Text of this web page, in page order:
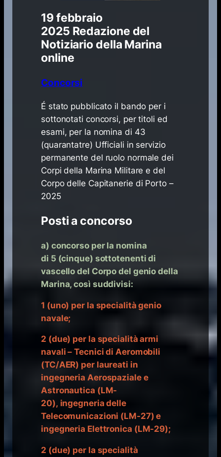
19 febbraio
2025 Redazione del
Notiziario della Marina
online
Concorsi
É stato pubblicato il bando per i
sottonotati concorsi, per titoli ed
esami, per la nomina di 43
(quarantatre) Ufficiali in servizio
permanente del ruolo normale dei
Corpi della Marina Militare e del
Corpo delle Capitanerie di Porto –
2025
Posti a concorso
a) concorso per la nomina
di 5 (cinque) sottotenenti di
vascello del Corpo del genio della
Marina, così suddivisi:
1 (uno) per la specialità genio
navale;
2 (due) per la specialità armi
navali – Tecnici di Aeromobili
(TC/AER) per laureati in
ingegneria Aerospaziale e
Astronautica (LM-
20), ingegneria delle
Telecomunicazioni (LM-27) e
ingegneria Elettronica (LM-29);
2 (due) per la specialità